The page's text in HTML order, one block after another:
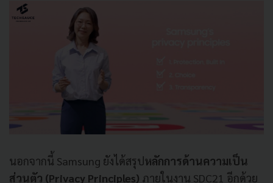
นอกจากนี้ Samsung ยังได้สรุปหลักการด้านความเป็น
ส่วนตัว (Privacy Principles) ภายในงาน SDC21 อีกด้วย